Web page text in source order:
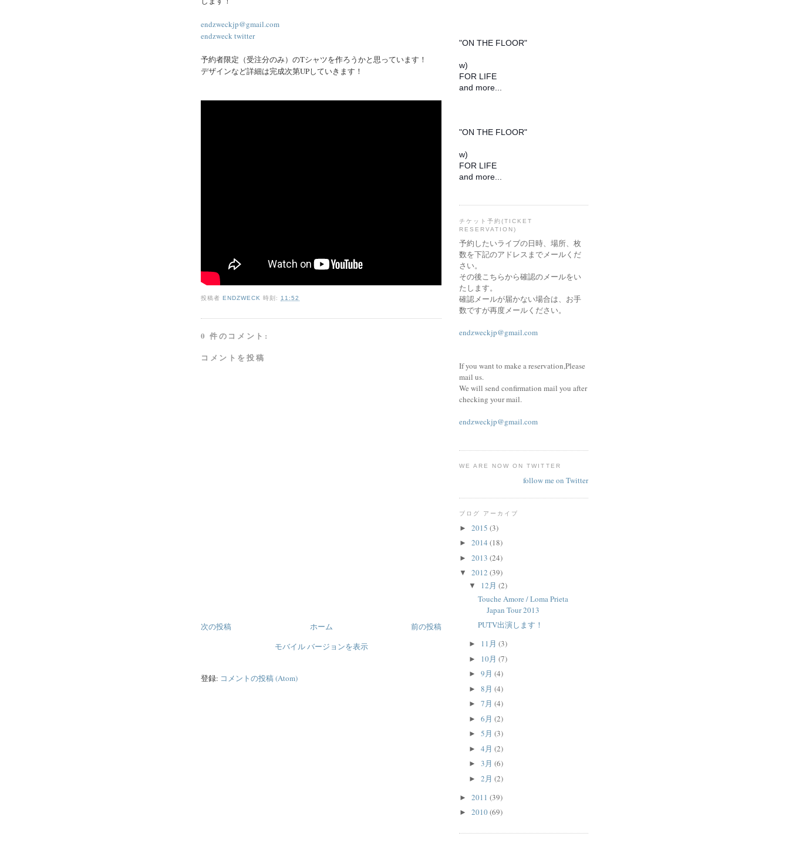
endzweckjp@gmail.com
endzweck twitter
予約者限定（受注分のみ）のTシャツを作ろうかと思っています！
デザインなど詳細は完成次第UPしていきます！
投稿者ENDZWECK 時刻: 11:52
0 件のコメント:
コメントを投稿
次の投稿 前の投稿
ホーム
モバイル バージョンを表示
登録: コメントの投稿 (Atom)
"ON THE FLOOR"
w)
FOR LIFE
and more...
"ON THE FLOOR"
w)
FOR LIFE
and more...
チケット予約(TICKET
RESERVATION)
予約したいライブの日時、場所、枚
数を下記のアドレスまでメールくだ
さい。
その後こちらから確認のメールをい
たします。
確認メールが届かない場合は、お手
数ですが再度メールください。
endzweckjp@gmail.com
If you want to make a reservation,Please
mail us.
We will send confirmation mail you after
checking your mail.
endzweckjp@gmail.com
WE ARE NOW ON TWITTER
follow me on Twitter
ブログ アーカイブ
► 2015 (3)
► 2014 (18)
► 2013 (24)
▼ 2012 (39)
▼ 12月 (2)
Touche Amore / Loma Prieta
Japan Tour 2013
PUTV出演します！
► 11月 (3)
► 10月 (7)
► 9月 (4)
► 8月 (4)
► 7月 (4)
► 6月 (2)
► 5月 (3)
► 4月 (2)
► 3月 (6)
► 2月 (2)
► 2011 (39)
► 2010(69)